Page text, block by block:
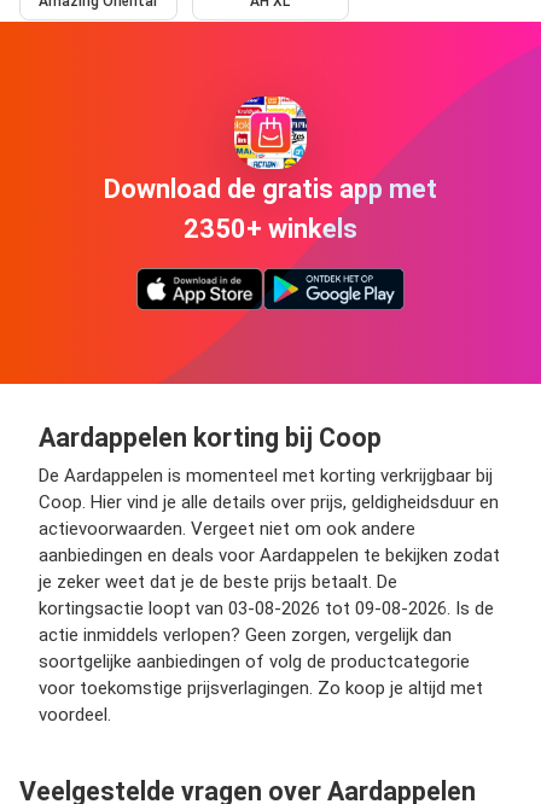
Download de gratis app met
2350+ winkels
Aardappelen korting bij Coop
De Aardappelen is momenteel met korting verkrijgbaar bij
Coop. Hier vind je alle details over prijs, geldigheidsduur en
actievoorwaarden. Vergeet niet om ook andere
aanbiedingen en deals voor Aardappelen te bekijken zodat
je zeker weet dat je de beste prijs betaalt. De
kortingsactie loopt van 03-08-2026 tot 09-08-2026. Is de
actie inmiddels verlopen? Geen zorgen, vergelijk dan
soortgelijke aanbiedingen of volg de productcategorie
voor toekomstige prijsverlagingen. Zo koop je altijd met
voordeel.
Veelgestelde vragen over Aardappelen